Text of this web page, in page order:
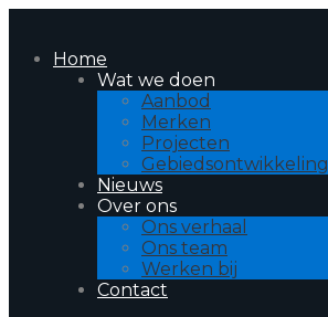
Home
Wat we doen
Aanbod
Merken
Projecten
Gebiedsontwikkeling
Nieuws
Over ons
Ons verhaal
Ons team
Werken bij
Contact